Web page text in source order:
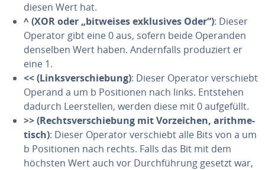
diesen Wert hat.
^ (XOR oder „bitweises ex­klu­si­ves Oder“): Dieser
Operator gibt eine 0 aus, sofern beide Operanden
denselben Wert haben. An­dern­falls pro­du­ziert er
eine 1.
<< (Links­ver­schie­bung): Dieser Operator ver­schiebt
Operand a um b Po­si­tio­nen nach links. Entstehen
dadurch Leer­stel­len, werden diese mit 0 auf­ge­füllt.
>> (Rechts­ver­schie­bung mit Vor­zei­chen, arith­me­
tisch): Dieser Operator ver­schiebt alle Bits von a um
b Po­si­tio­nen nach rechts. Falls das Bit mit dem
höchsten Wert auch vor Durch­füh­rung gesetzt war,